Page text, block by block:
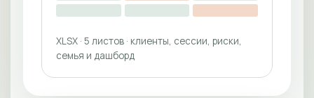
XLSX · 5 листов · клиенты, сессии, риски,
семья и дашборд